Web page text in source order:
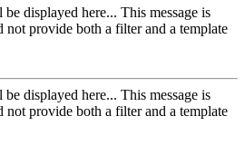
displayed here... This message is
not provide both a filter and a template
displayed here... This message is
not provide both a filter and a template